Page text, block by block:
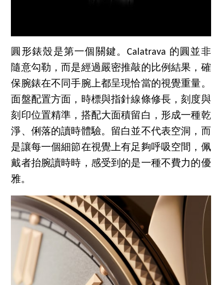
圓形錶殼是第一個關鍵。Calatrava 的圓並非
隨意勾勒，而是經過嚴密推敲的比例結果，確
保腕錶在不同手腕上都呈現恰當的視覺重量。
面盤配置方面，時標與指針線條修長，刻度與
刻印位置精準，搭配大面積留白，形成一種乾
淨、俐落的讀時體驗。留白並不代表空洞，而
是讓每一個細節在視覺上有足夠呼吸空間，佩
戴者抬腕讀時時，感受到的是一種不費力的優
雅。